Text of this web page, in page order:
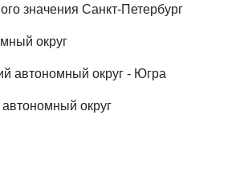
значения Санкт-Петербург
округ
автономный округ - Югра
округ